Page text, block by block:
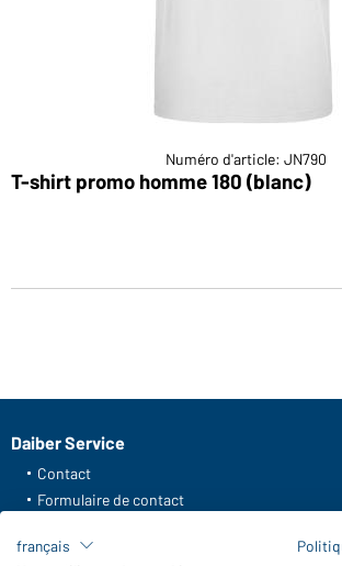
Numéro d'article: JN790
T-shirt promo homme 180 (blanc)
Daiber Service
Contact
Formulaire de contact
FAQ / Manuel d' utilisation
français